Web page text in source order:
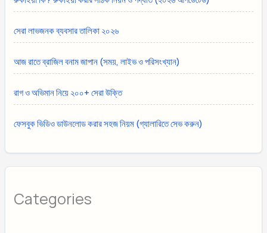
সেরা লাভজনক ব্যবসার তালিকা ২০২৬
আজ রাতে ব্রাজিল বনাম জাপান (সময়, লাইভ ও পরিসংখ্যান)
রাগ ও অভিমান নিয়ে ২০০+ সেরা উক্তি
ফেসবুক ভিডিও ডাউনলোড করার সহজ নিয়ম (গ্যালারিতে সেভ করুন)
Categories